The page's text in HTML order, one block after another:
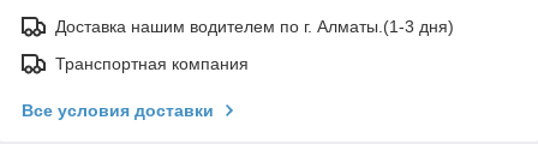
Доставка нашим водителем по г. Алматы.(1-3 дня)
Транспортная компания
Все условия доставки